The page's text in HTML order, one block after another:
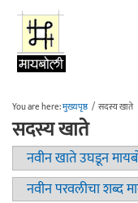
Skip to main content
You are here:मुख्यपृष्ठ / सदस्य खाते
सदस्य खाते
Primary tabs
नवीन खाते उघडून
नवीन परवलीचा शब्द